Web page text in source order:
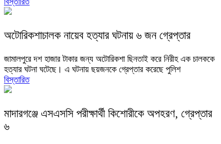
অটোরিকশাচালক নায়েব হত্যার ঘটনায় ৬ জন গ্রেপ্তার
জামালপুরে দশ হাজার টাকার জন্য অটোরিকশা ছিনতাই করে নিরীহ এক চালককে
হত্যার ঘটনা ঘটেছে। এ ঘটনায় ছয়জনকে গ্রেপ্তার করেছে পুলিশ
বিস্তারিত
মাদারগঞ্জে এসএসসি পরীক্ষার্থী কিশোরীকে অপহরণ, গ্রেপ্তার
৬